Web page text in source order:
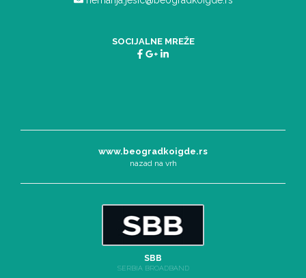
SOCIJALNE MREŽE
www.beogradkoigde.rs
nazad na vrh
SBB
SERBIA BROADBAND